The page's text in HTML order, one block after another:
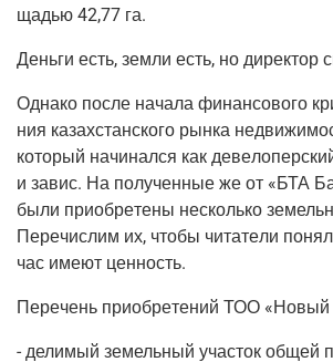
ща­дью 42,77 га.
День­ги есть, зем­ли есть, но дирек­тор
Одна­ко после нача­ла финан­со­во­го
ния казах­стан­ско­го рын­ка
кото­рый начи­нал­ся как
и завис. На полу­чен­ные же от «БТА
были при­об­ре­те­ны несколь­ко
Пере­чис­лим их, что­бы чита­те­ли
час име­ют ценность.
Пере­чень при­об­ре­те­ний ТОО «Новый
- дели­мый земель­ный уча­сток общей